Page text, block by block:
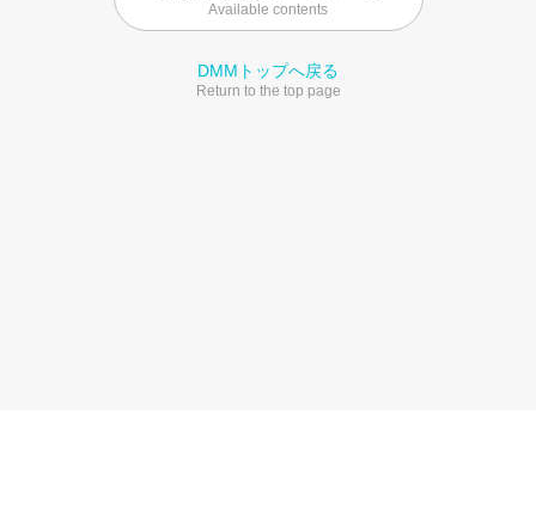
Available contents
DMMトップへ戻る
Return to the top page